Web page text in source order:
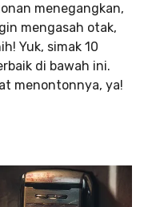
menegangkan,
mengasah otak,
Yuk, simak 10
di bawah ini.
menontonnya, ya!